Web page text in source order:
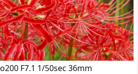
F7.1 1/50sec 36mm